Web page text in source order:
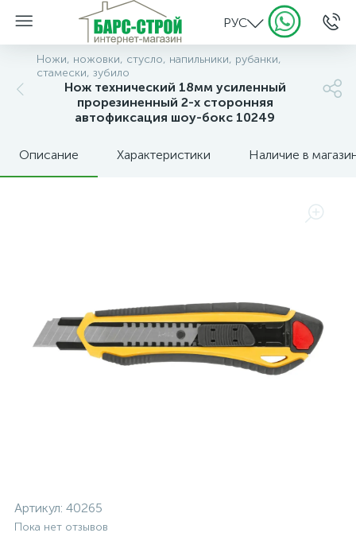
РУС
Ножи, ножовки, стусло, напильники, рубанки,
стамески, зубило
Нож технический 18мм усиленный
прорезиненный 2-х сторонняя
автофиксация шоу-бокс 10249
Описание Характеристики Наличие в
Артикул: 40265
Пока нет отзывов